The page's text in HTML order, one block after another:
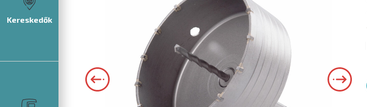
Kereskedők